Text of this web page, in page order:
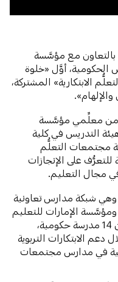
بالتعاون مع مؤسَّسة
الحكومية، أوَّل «خلوة
الابتكارية» المشتركة،
من 130 مشاركاً من معلِّمي مؤسَّسة
التدريس في كلية
مجتمعات التعلُّم
على الإنجازات
مجال التعليم.
وهي شبكة مدارس تعاونية
ومؤسَّسة الإمارات للتعليم
المدرسي، مع أكثر من 300 معلِّم من 14 مدرسة حكومية،
الابتكارات التربوية
في مدارس مجتمعات